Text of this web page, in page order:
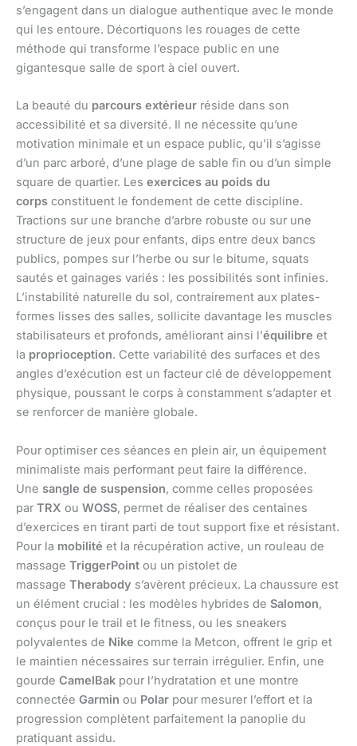
s’engagent dans un dialogue authentique avec le monde
qui les entoure. Décortiquons les rouages de cette
méthode qui transforme l’espace public en une
gigantesque salle de sport à ciel ouvert.
La beauté du parcours extérieur réside dans son
accessibilité et sa diversité. Il ne nécessite qu’une
motivation minimale et un espace public, qu’il s’agisse
d’un parc arboré, d’une plage de sable fin ou d’un simple
square de quartier. Les exercices au poids du
corps constituent le fondement de cette discipline.
Tractions sur une branche d’arbre robuste ou sur une
structure de jeux pour enfants, dips entre deux bancs
publics, pompes sur l’herbe ou sur le bitume, squats
sautés et gainages variés : les possibilités sont infinies.
L’instabilité naturelle du sol, contrairement aux plates-
formes lisses des salles, sollicite davantage les muscles
stabilisateurs et profonds, améliorant ainsi l’équilibre et
la proprioception. Cette variabilité des surfaces et des
angles d’exécution est un facteur clé de développement
physique, poussant le corps à constamment s’adapter et
se renforcer de manière globale.
Pour optimiser ces séances en plein air, un équipement
minimaliste mais performant peut faire la différence.
Une sangle de suspension, comme celles proposées
par TRX ou WOSS, permet de réaliser des centaines
d’exercices en tirant parti de tout support fixe et résistant.
Pour la mobilité et la récupération active, un rouleau de
massage TriggerPoint ou un pistolet de
massage Therabody s’avèrent précieux. La chaussure est
un élément crucial : les modèles hybrides de Salomon,
conçus pour le trail et le fitness, ou les sneakers
polyvalentes de Nike comme la Metcon, offrent le grip et
le maintien nécessaires sur terrain irrégulier. Enfin, une
gourde CamelBak pour l’hydratation et une montre
connectée Garmin ou Polar pour mesurer l’effort et la
progression complètent parfaitement la panoplie du
pratiquant assidu.